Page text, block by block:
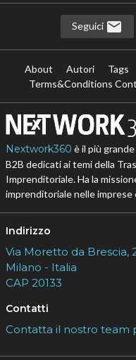
Seguici
About Autori Tags
Terms&Conditions
Nextwork360 è il più
B2B dedicati ai temi della
Imprenditoriale. Ha la
imprenditoriale nelle imprese
Indirizzo
Via Moretto da Brescia,
Milano - Italia
CAP 20133
Contatti
Contatta il nostro team